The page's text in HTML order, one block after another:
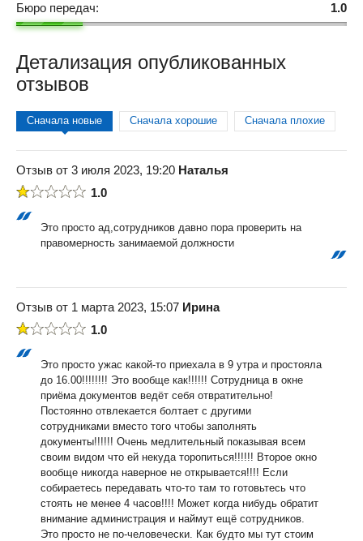
1.0
Бюро передач:
Детализация опубликованных
отзывов
Сначала новые Сначала хорошие Сначала плохие
Отзыв от 3 июля 2023, 19:20 Наталья
1.0
Это просто ад,сотрудников давно пора проверить на
правомерность занимаемой должности
Отзыв от 1 марта 2023, 15:07 Ирина
1.0
Это просто ужас какой-то приехала в 9 утра и простояла
до 16.00!!!!!!!! Это вообще как!!!!!! Сотрудница в окне
приёма документов ведёт себя отвратительно!
Постоянно отвлекается болтает с другими
сотрудниками вместо того чтобы заполнять
документы!!!!!! Очень медлительный показывая всем
своим видом что ей некуда торопиться!!!!!! Второе окно
вообще никогда наверное не открывается!!!! Если
собираетесь передавать что-то там то готовьтесь что
стоять не менее 4 часов!!!! Может когда нибудь обратит
внимание администрация и наймут ещё сотрудников.
Это просто не по-человечески. Как будто мы тут стоим